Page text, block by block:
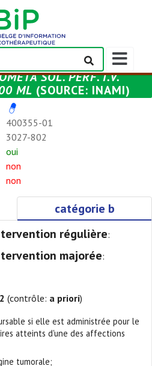
Afficher/
la
barre
de
SOL. PERF. I.V.
ML (SOURCE: INAMI)
400355-01
3027-802
oui
non
non
catégorie b
régulière:
majorée:
(contrôle: a priori)
si elle est administrée pour le
atteints d'une des affections
tumorale;